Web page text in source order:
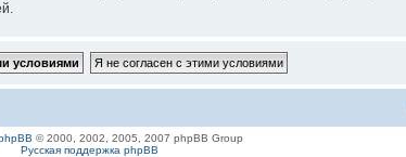
© 2000, 2002, 2005, 2007 phpBB Group
Русская поддержка phpBB